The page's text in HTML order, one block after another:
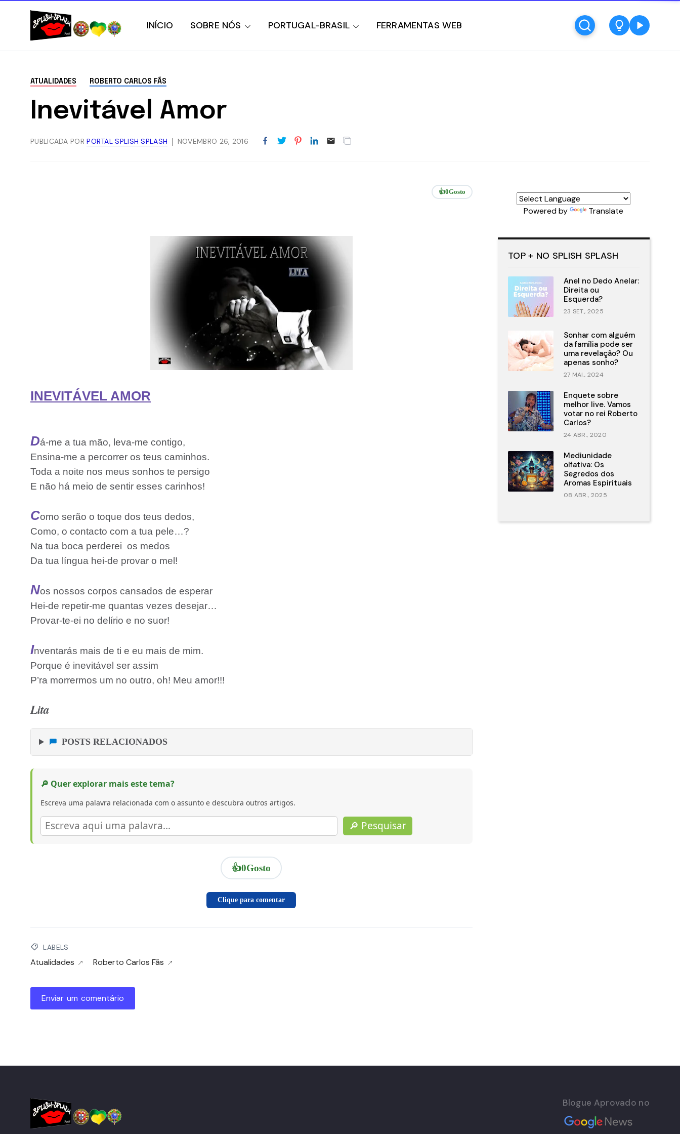
INÍCIO SOBRE NÓS PORTUGAL-BRASIL FERRAMENTAS WEB
ATUALIDADES ROBERTO CARLOS FÃS
Inevitável Amor
PUBLICADA PORPORTAL SPLISH SPLASH NOVEMBRO 26, 2016
👍0Gosto
INEVITÁVEL AMOR
Dá-me a tua mão, leva-me contigo,
Ensina-me a percorrer os teus caminhos.
Toda a noite nos meus sonhos te persigo
E não há meio de sentir esses carinhos!
Como serão o toque dos teus dedos,
Como, o contacto com a tua pele…?
Na tua boca perderei os medos
Da tua língua hei-de provar o mel!
Nos nossos corpos cansados de esperar
Hei-de repetir-me quantas vezes desejar…
Provar-te-ei no delírio e no suor!
Inventarás mais de ti e eu mais de mim.
Porque é inevitável ser assim
P’ra morrermos um no outro, oh! Meu amor!!!
Lita
POSTS RELACIONADOS
🔎 Quer explorar mais este tema?
Escreva uma palavra relacionada com o assunto e descubra outros artigos.
🔎 Pesquisar
👍0Gosto
Clique para comentar
LABELS
Atualidades Roberto Carlos Fãs
Enviar um comentário
Powered by Translate
TOP + NO SPLISH SPLASH
Anel no Dedo Anelar:
Direita ou
Esquerda?
23 SET., 2025
Sonhar com alguém
da família pode ser
uma revelação? Ou
apenas sonho?
27 MAI., 2024
Enquete sobre
melhor live. Vamos
votar no rei Roberto
Carlos?
24 ABR., 2020
Mediunidade
olfativa: Os
Segredos dos
Aromas Espirituais
08 ABR., 2025
Blogue Aprovado no